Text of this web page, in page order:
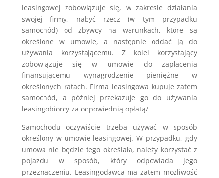
leasingowej zobowiązuje się, w zakresie działania
swojej firmy, nabyć rzecz (w tym przypadku
samochód) od zbywcy na warunkach, które są
określone w umowie, a następnie oddać ją do
używania korzystającemu. Z kolei korzystający
zobowiązuje się w umowie do zapłacenia
finansującemu wynagrodzenie pieniężne w
określonych ratach. Firma leasingowa kupuje zatem
samochód, a później przekazuje go do używania
leasingobiorcy za odpowiednią opłatą/
Samochodu oczywiście trzeba używać w sposób
określony w umowie leasingowej. W przypadku, gdy
umowa nie będzie tego określała, należy korzystać z
pojazdu w sposób, który odpowiada jego
przeznaczeniu. Leasingodawca ma zatem możliwość